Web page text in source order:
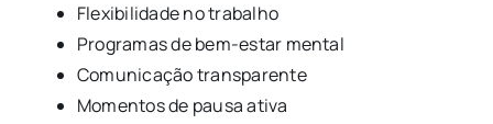
Flexibilidade no trabalho
Programas de bem-estar mental
Comunicação transparente
Momentos de pausa ativa